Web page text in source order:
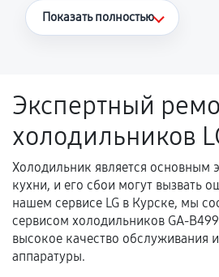
Что считается
Поломка установленной
нормальной эксплуатации в
гарантийного срока.
Несоответствие
техническим
Документы для
Показать полностью
Экспертный
холодильников
Холодильник является основным
кухни, и его сбои могут вызвать
нашем сервисе LG в Курске, мы
сервисом холодильников GA-
высокое качество обслуживания
аппаратуры.